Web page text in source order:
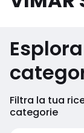
Filtra la tua
categorie